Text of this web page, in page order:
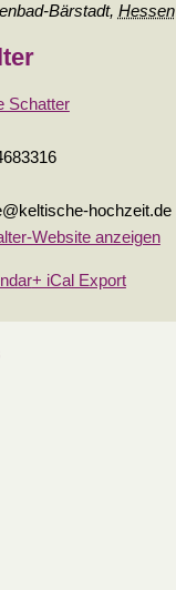
Bärstadt, Hessen
Schatter
hochzeit.de
Website anzeigen
+ iCal Export